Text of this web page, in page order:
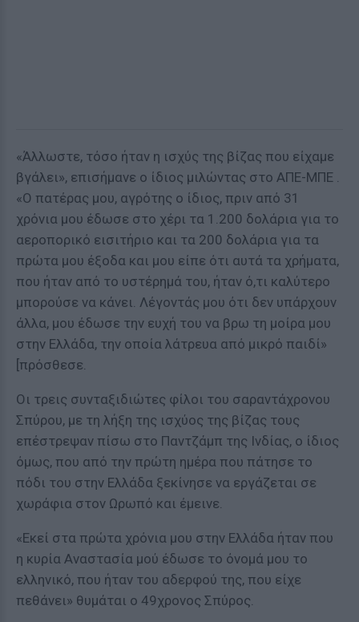
«Άλλωστε, τόσο ήταν η ισχύς της βίζας που είχαμε
βγάλει», επισήμανε ο ίδιος μιλώντας στο ΑΠΕ-ΜΠΕ .
«Ο πατέρας μου, αγρότης ο ίδιος, πριν από 31
χρόνια μου έδωσε στο χέρι τα 1.200 δολάρια για το
αεροπορικό εισιτήριο και τα 200 δολάρια για τα
πρώτα μου έξοδα και μου είπε ότι αυτά τα χρήματα,
που ήταν από το υστέρημά του, ήταν ό,τι καλύτερο
μπορούσε να κάνει. Λέγοντάς μου ότι δεν υπάρχουν
άλλα, μου έδωσε την ευχή του να βρω τη μοίρα μου
στην Ελλάδα, την οποία λάτρευα από μικρό παιδί»
[πρόσθεσε.
Οι τρεις συνταξιδιώτες φίλοι του σαραντάχρονου
Σπύρου, με τη λήξη της ισχύος της βίζας τους
επέστρεψαν πίσω στο Παντζάμπ της Ινδίας, ο ίδιος
όμως, που από την πρώτη ημέρα που πάτησε το
πόδι του στην Ελλάδα ξεκίνησε να εργάζεται σε
χωράφια στον Ωρωπό και έμεινε.
«Εκεί στα πρώτα χρόνια μου στην Ελλάδα ήταν που
η κυρία Αναστασία μού έδωσε το όνομά μου το
ελληνικό, που ήταν του αδερφού της, που είχε
πεθάνει» θυμάται ο 49χρονος Σπύρος.